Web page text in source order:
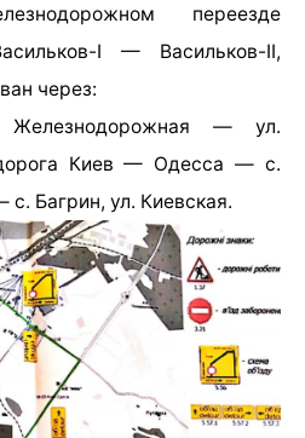
переезде
I — Васильков-II,
через:
Железнодорожная — ул.
Киев — Одесса — с.
Багрин, ул. Киевская.